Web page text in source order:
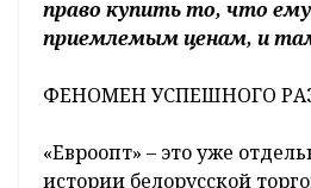
право купить то, что
приемлемым ценам, и
ФЕНОМЕН УСПЕШНОГО
«Евроопт» – это уже
истории белорусской